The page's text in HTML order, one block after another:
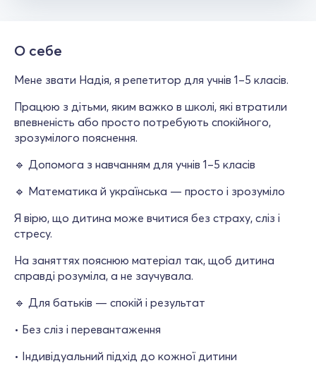
О себе
Мене звати Надія, я репетитор для учнів 1–5 класів.
Працюю з дітьми, яким важко в школі, які втратили
впевненість або просто потребують спокійного,
зрозумілого пояснення.
🔹 Допомога з навчанням для учнів 1–5 класів
🔹 Математика й українська — просто і зрозуміло
Я вірю, що дитина може вчитися без страху, сліз і
стресу.
На заняттях пояснюю матеріал так, щоб дитина
справді розуміла, а не заучувала.
🔹 Для батьків — спокій і результат
• Без сліз і перевантаження
• Індивідуальний підхід до кожної дитини